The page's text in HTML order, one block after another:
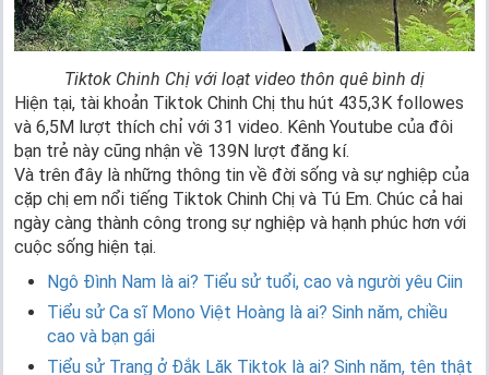
Tiktok Chinh Chị với loạt video thôn quê bình dị
Hiện tại, tài khoản Tiktok Chinh Chị thu hút 435,3K followes
và 6,5M lượt thích chỉ với 31 video. Kênh Youtube của đôi
bạn trẻ này cũng nhận về 139N lượt đăng kí.
Và trên đây là những thông tin về đời sống và sự nghiệp của
cặp chị em nổi tiếng Tiktok Chinh Chị và Tú Em. Chúc cả hai
ngày càng thành công trong sự nghiệp và hạnh phúc hơn với
cuộc sống hiện tại.
Ngô Đình Nam là ai? Tiểu sử tuổi, cao và người yêu Ciin
Tiểu sử Ca sĩ Mono Việt Hoàng là ai? Sinh năm, chiều
cao và bạn gái
Tiểu sử Trang ở Đắk Lăk Tiktok là ai? Sinh năm, tên thật